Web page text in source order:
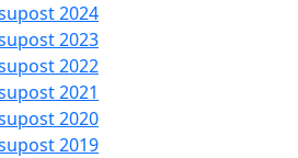
2024
2023
2022
2021
2020
2019